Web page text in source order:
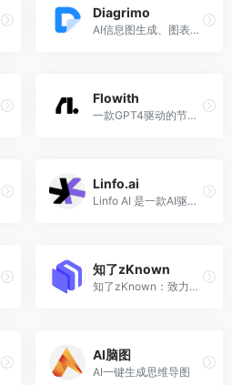
Diagrimo
AI信息图生成、图表制作
Flowith
一款GPT4驱动的节点式 AI 创作工具
Linfo.ai
Linfo AI 是一款AI驱动的 Chrome 扩展程序，可以将网页文章、行业报告、YouTube 视频和 PDF 文档转换为结构化摘要。
知了zKnown
知了zKnown：致力于信息降噪 / 阅读提效的个人知识助手。
AI脑图
AI一键生成思维导图